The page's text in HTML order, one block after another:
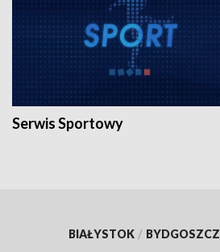
Serwis Sportowy
BIAŁYSTOK / BYDGOSZCZ